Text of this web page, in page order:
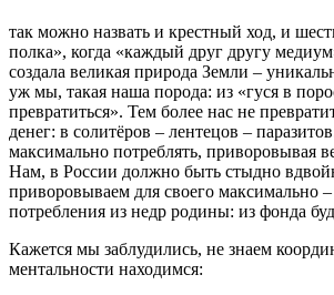
так можно назвать и крестный ход, и
полка», когда «каждый друг другу
создала великая природа Земли –
уж мы, такая наша порода: из «гуся в
превратиться». Тем более нас не
денег: в солитёров – лентецов –
максимально потреблять, приворовывая
Нам, в России должно быть стыдно
приворовываем для своего максимально
потребления из недр родины: из фонда
Кажется мы заблудились, не знаем
ментальности находимся: